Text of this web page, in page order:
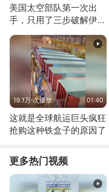
美国太空部队第一次出
手，只用了三步破解伊朗
19.1万 次播放 01:40
这就是全球航运巨头疯狂
抢购这种铁盒子的原因了
更多热门视频